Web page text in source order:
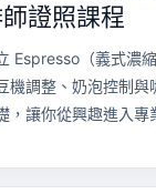
證照課程
Espresso（義式濃
機調整、奶泡控制與
，讓你從興趣進入專